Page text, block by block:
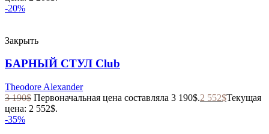
-20%
Закрыть
БАРНЫЙ СТУЛ Club
Theodore Alexander
3 190$ Первоначальная цена составляла 3 190$.2 552$Текущая
цена: 2 552$.
-35%